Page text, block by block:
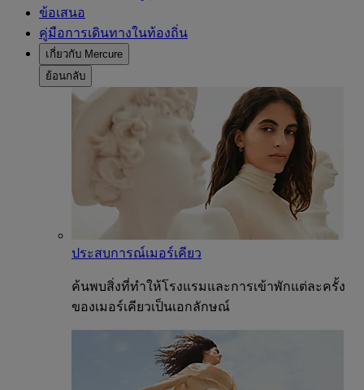
ข้อเสนอ
คู่มือการเดินทางในท้องถิ่น
เกี่ยวกับ Mercure
ย้อนกลับ
ประสบการณ์เมอร์เคียว
ค้นพบสิ่งที่ทำให้โรงแรมและการเข้าพักแต่ละครั้ง
ของเมอร์เคียวเป็นเอกลักษณ์